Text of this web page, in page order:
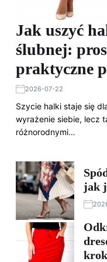
Jak uszyć
ślubnej:
praktyczne
2026-07-22
Szycie halki staje się
wyrażenie siebie, lecz
różnorodnymi…
jak